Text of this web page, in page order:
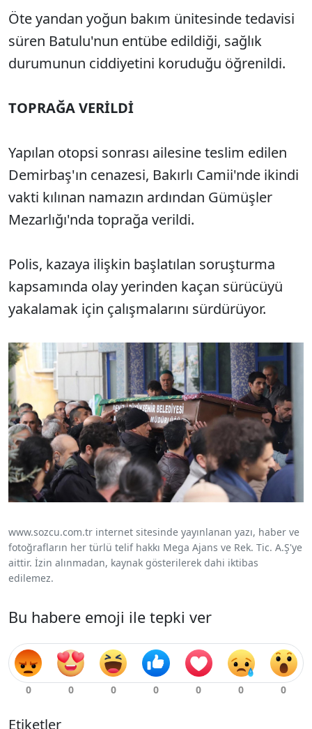
Öte yandan yoğun bakım ünitesinde tedavisi
süren Batulu'nun entübe edildiği, sağlık
durumunun ciddiyetini koruduğu öğrenildi.
TOPRAĞA VERİLDİ
Yapılan otopsi sonrası ailesine teslim edilen
Demirbaş'ın cenazesi, Bakırlı Camii'nde ikindi
vakti kılınan namazın ardından Gümüşler
Mezarlığı'nda toprağa verildi.
Polis, kazaya ilişkin başlatılan soruşturma
kapsamında olay yerinden kaçan sürücüyü
yakalamak için çalışmalarını sürdürüyor.
www.sozcu.com.tr internet sitesinde yayınlanan yazı, haber ve
fotoğrafların her türlü telif hakkı Mega Ajans ve Rek. Tic. A.Ş'ye
aittir. İzin alınmadan, kaynak gösterilerek dahi iktibas
edilemez.
Bu habere emoji ile tepki ver
Etiketler